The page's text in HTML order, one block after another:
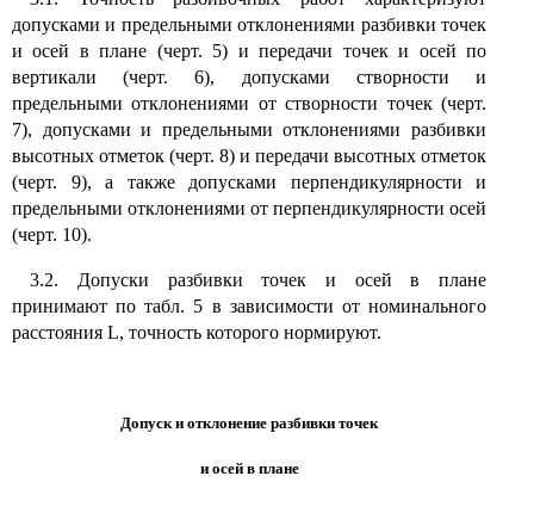
допусками и предельными отклонениями разбивки точек
и осей в плане (черт. 5) и передачи точек и осей по
вертикали (черт. 6), допусками створности и
предельными отклонениями от створности точек (черт.
7), допусками и предельными отклонениями разбивки
высотных отметок (черт. 8) и передачи высотных отметок
(черт. 9), а также допусками перпендикулярности и
предельными отклонениями от перпендикулярности осей
(черт. 10).
3.2. Допуски разбивки точек и осей в плане
принимают по табл. 5 в зависимости от номинального
расстояния L, точность которого нормируют.
Допуск и отклонение разбивки точек
и осей в плане